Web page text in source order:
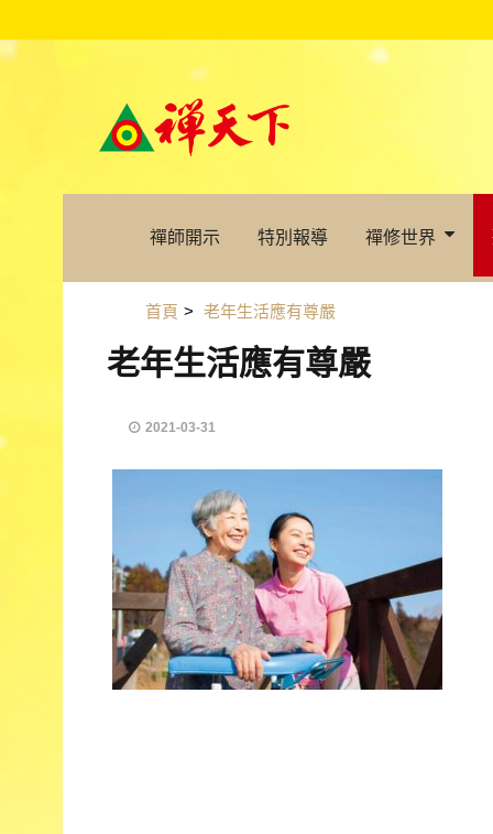
禪師開示 特別報導 禪修世界
首頁 > 老年生活應有尊嚴
老年生活應有尊嚴
2021-03-31